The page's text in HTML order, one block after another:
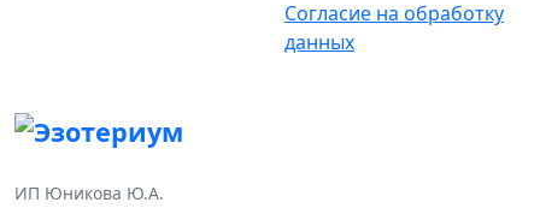
ИП Юникова Ю.А.
Согласие на обработку
данных